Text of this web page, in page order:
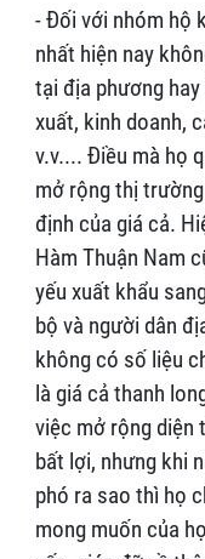
- Đối với nhóm hộ
nhất hiện nay
tại địa phương
xuất, kinh doanh,
v.v.... Điều mà họ
mở rộng thị
định của giá cả.
Hàm Thuận Nam
yếu xuất khẩu
bộ và người dân
không có số liệu
là giá cả thanh
việc mở rộng diện
bất lợi, nhưng khi
phó ra sao thì họ
mong muốn của